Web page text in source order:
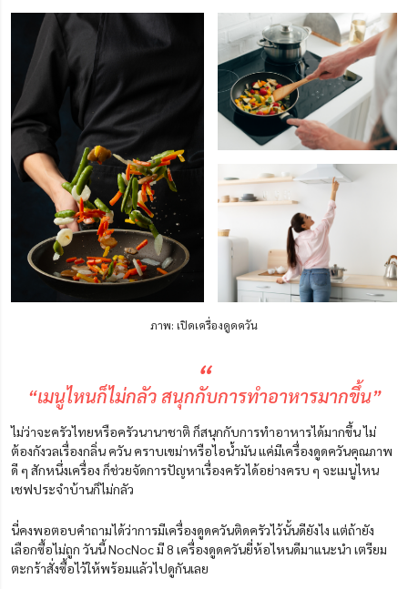
ภาพ: เปิดเครื่องดูดควัน
“
“เมนูไหนก็ไม่กลัว สนุกกับการทำอาหารมากขึ้น”
ไม่ว่าจะครัวไทยหรือครัวนานาชาติ ก็สนุกกับการทำอาหารได้มากขึ้น ไม่
ต้องกังวลเรื่องกลิ่น ควัน คราบเขม่าหรือไอน้ำมัน แค่มีเครื่องดูดควันคุณภาพ
ดี ๆ สักหนึ่งเครื่อง ก็ช่วยจัดการปัญหาเรื่องครัวได้อย่างครบ ๆ จะเมนูไหน
เชฟประจำบ้านก็ไม่กลัว
นี่คงพอตอบคำถามได้ว่าการมีเครื่องดูดควันติดครัวไว้นั้นดียังไง แต่ถ้ายัง
เลือกซื้อไม่ถูก วันนี้ NocNoc มี 8 เครื่องดูดควันยี่ห้อไหนดีมาแนะนำ เตรียม
ตะกร้าสั่งซื้อไว้ให้พร้อมแล้วไปดูกันเลย